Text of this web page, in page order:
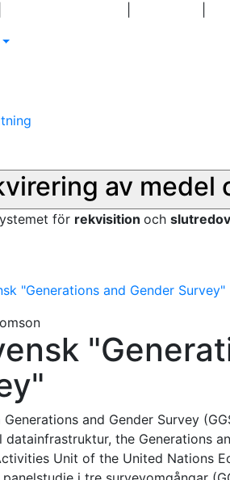
av medel
för rekvisition och
"Generations and Gender Survey"
Generations and Gender Survey
datainfrastruktur, the Generations
Unit of the United Nations